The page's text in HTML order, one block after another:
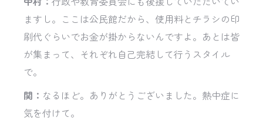
ますし。ここは公民館だから、使用料とチラシの印
刷代ぐらいでお金が掛からないんですよ。あとは皆
が集まって、それぞれ自己完結して行うスタイル
で。
関： なるほど。ありがとうございました。熱中症に
気を付けて。